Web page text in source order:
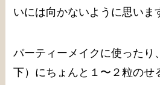
いには向かないように思いま
パーティーメイクに使ったり
下）にちょんと１〜２粒のせ